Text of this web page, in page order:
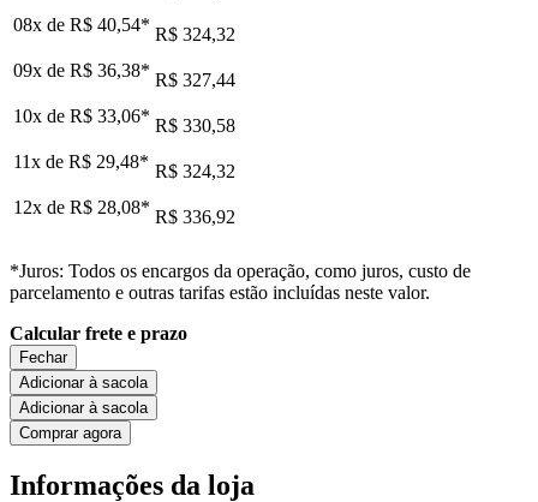
08x de R$ 40,54* R$ 324,32
09x de R$ 36,38* R$ 327,44
10x de R$ 33,06* R$ 330,58
11x de R$ 29,48* R$ 324,32
12x de R$ 28,08* R$ 336,92
*Juros: Todos os encargos da operação, como juros, custo de
parcelamento e outras tarifas estão incluídas neste valor.
Calcular frete e prazo
Fechar
Adicionar à sacola
Adicionar à sacola
Comprar agora
Informações da loja